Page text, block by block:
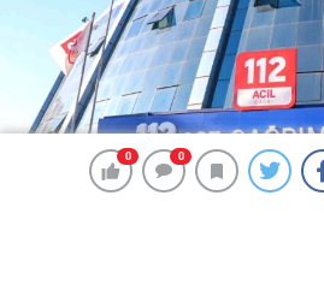
0 0
0 0